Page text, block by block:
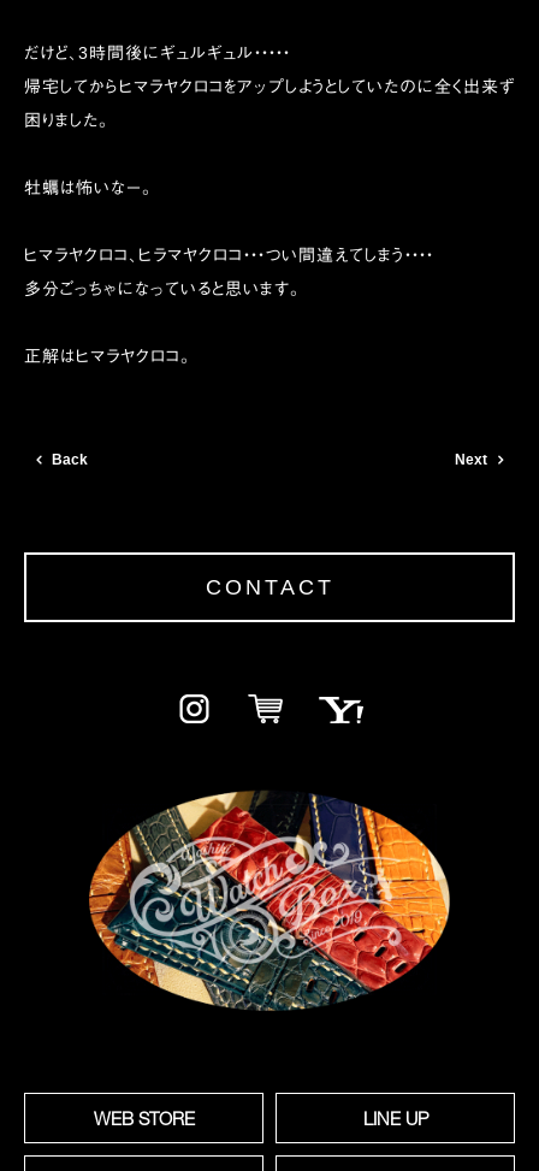
だけど、3時間後にギュルギュル・・・・・
帰宅してからヒマラヤクロコをアップしようとしていたのに全く出来ず
困りました。
牡蠣は怖いなー。
ヒマラヤクロコ、ヒラマヤクロコ・・・つい間違えてしまう・・・・
多分ごっちゃになっていると思います。
正解はヒマラヤクロコ。
Back Next
CONTACT
WEB STORE LINE UP